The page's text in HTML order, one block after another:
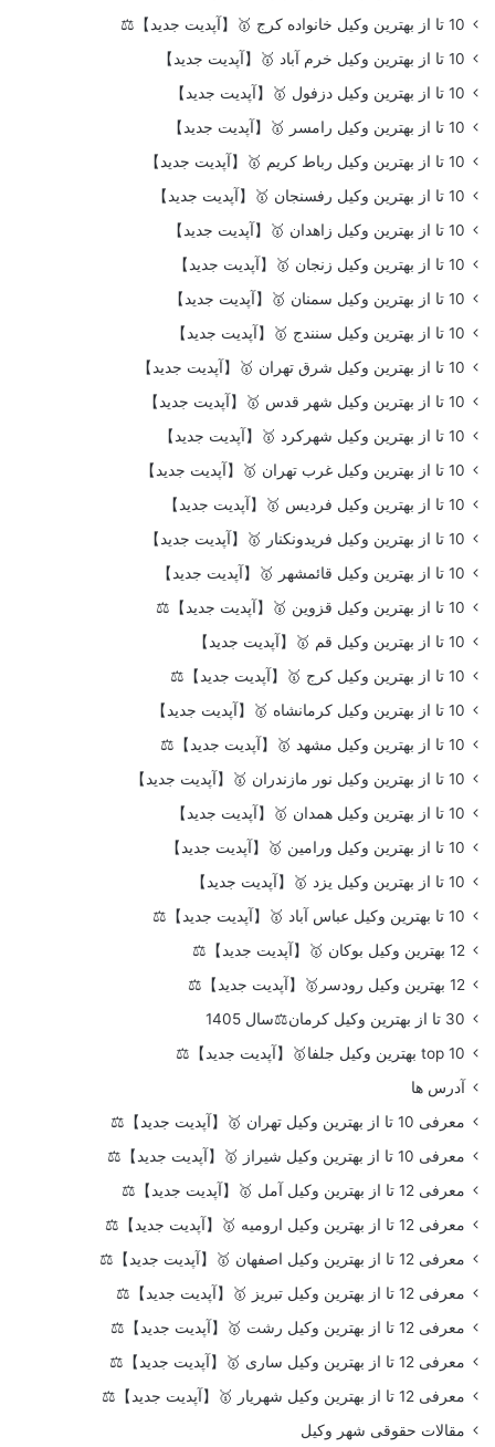
10 تا از بهترین وکیل خانواده کرج 🥇【آپدیت جدید】⚖️
10 تا از بهترین وکیل خرم آباد 🥇【آپدیت جدید】
10 تا از بهترین وکیل دزفول 🥇【آپدیت جدید】
10 تا از بهترین وکیل رامسر 🥇【آپدیت جدید】
10 تا از بهترین وکیل رباط کریم 🥇【آپدیت جدید】
10 تا از بهترین وکیل رفسنجان 🥇【آپدیت جدید】
10 تا از بهترین وکیل زاهدان 🥇【آپدیت جدید】
10 تا از بهترین وکیل زنجان 🥇【آپدیت جدید】
10 تا از بهترین وکیل سمنان 🥇【آپدیت جدید】
10 تا از بهترین وکیل سنندج 🥇【آپدیت جدید】
10 تا از بهترین وکیل شرق تهران 🥇【آپدیت جدید】
10 تا از بهترین وکیل شهر قدس 🥇【آپدیت جدید】
10 تا از بهترین وکیل شهرکرد 🥇【آپدیت جدید】
10 تا از بهترین وکیل غرب تهران 🥇【آپدیت جدید】
10 تا از بهترین وکیل فردیس 🥇【آپدیت جدید】
10 تا از بهترین وکیل فریدونکنار 🥇【آپدیت جدید】
10 تا از بهترین وکیل قائمشهر 🥇【آپدیت جدید】
10 تا از بهترین وکیل قزوین 🥇【آپدیت جدید】⚖️
10 تا از بهترین وکیل قم 🥇【آپدیت جدید】
10 تا از بهترین وکیل کرج 🥇【آپدیت جدید】⚖️
10 تا از بهترین وکیل کرمانشاه 🥇【آپدیت جدید】
10 تا از بهترین وکیل مشهد 🥇【آپدیت جدید】⚖️
10 تا از بهترین وکیل نور مازندران 🥇【آپدیت جدید】
10 تا از بهترین وکیل همدان 🥇【آپدیت جدید】
10 تا از بهترین وکیل ورامین 🥇【آپدیت جدید】
10 تا از بهترین وکیل یزد 🥇【آپدیت جدید】
10 تا بهترین وکیل عباس آباد 🥇【آپدیت جدید】⚖️
12 بهترین وکیل بوکان 🥇【آپدیت جدید】⚖️
12 بهترین وکیل رودسر🥇【آپدیت جدید】⚖️
30 تا از بهترین وکیل کرمان⚖️سال 1405
top 10 بهترین وکیل جلفا🥇【آپدیت جدید】⚖️
آدرس ها
معرفی 10 تا از بهترین وکیل تهران 🥇【آپدیت جدید】⚖️
معرفی 10 تا از بهترین وکیل شیراز 🥇【آپدیت جدید】⚖️
معرفی 12 تا از بهترین وکیل آمل 🥇【آپدیت جدید】⚖️
معرفی 12 تا از بهترین وکیل ارومیه 🥇【آپدیت جدید】⚖️
معرفی 12 تا از بهترین وکیل اصفهان 🥇【آپدیت جدید】⚖️
معرفی 12 تا از بهترین وکیل تبریز 🥇【آپدیت جدید】⚖️
معرفی 12 تا از بهترین وکیل رشت 🥇【آپدیت جدید】⚖️
معرفی 12 تا از بهترین وکیل ساری 🥇【آپدیت جدید】⚖️
معرفی 12 تا از بهترین وکیل شهریار 🥇【آپدیت جدید】⚖️
مقالات حقوقی شهر وکیل